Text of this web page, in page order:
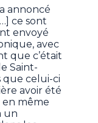
annoncé
ce sont
envoyé
avec
que c’était
Saint-
que celui-ci
avoir été
en même
un